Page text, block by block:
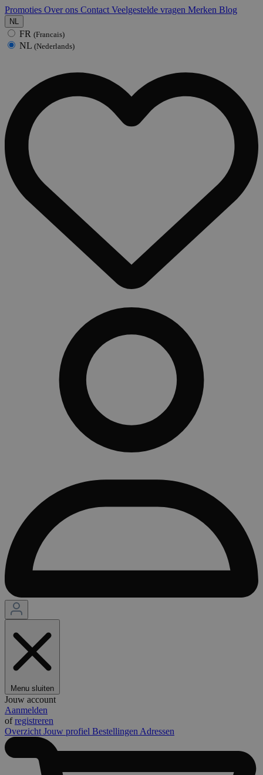
Promoties Over ons Contact Veelgestelde vragen Merken Blog
NL
FR (Francais)
NL (Nederlands)
Menu sluiten
Jouw account
Aanmelden
ofregistreren
Overzicht Jouw profiel Bestellingen Adressen